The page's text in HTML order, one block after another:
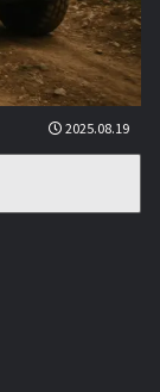
2025.08.19